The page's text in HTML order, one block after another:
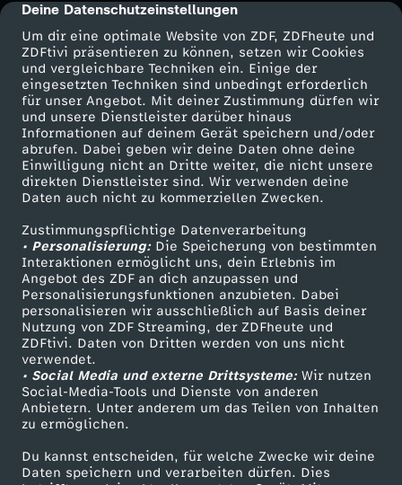
cmp-dialog-description
Deine Datenschutzeinstellungen
Um dir eine optimale Website von ZDF, ZDFheute und
ZDFtivi präsentieren zu können, setzen wir Cookies
und vergleichbare Techniken ein. Einige der
eingesetzten Techniken sind unbedingt erforderlich
für unser Angebot. Mit deiner Zustimmung dürfen wir
und unsere Dienstleister darüber hinaus
Informationen auf deinem Gerät speichern und/oder
abrufen. Dabei geben wir deine Daten ohne deine
Einwilligung nicht an Dritte weiter, die nicht unsere
direkten Dienstleister sind. Wir verwenden deine
Daten auch nicht zu kommerziellen Zwecken.
Zustimmungspflichtige Datenverarbeitung
• Personalisierung:Die Speicherung von bestimmten
Interaktionen ermöglicht uns, dein Erlebnis im
Angebot des ZDF an dich anzupassen und
Personalisierungsfunktionen anzubieten. Dabei
personalisieren wir ausschließlich auf Basis deiner
Nutzung von ZDF Streaming, der ZDFheute und
ZDFtivi. Daten von Dritten werden von uns nicht
verwendet.
• Social Media und externe Drittsysteme:Wir nutzen
Social-Media-Tools und Dienste von anderen
Anbietern. Unter anderem um das Teilen von Inhalten
zu ermöglichen.
Du kannst entscheiden, für welche Zwecke wir deine
Daten speichern und verarbeiten dürfen. Dies
-
l
e
b
e
n
s
n
o
t
w
Mehr ZDF
ZDF-Apps
Smart TV
ZDFtext
Livestreams
Sendungen A-Z
TV-Programm
Service
ZDFmitreden
Kontakt zum ZDF
Tickets
Zuschauerservice
Hilfe
ZDF Unternehmen
Karriere
ZDF goes Schule